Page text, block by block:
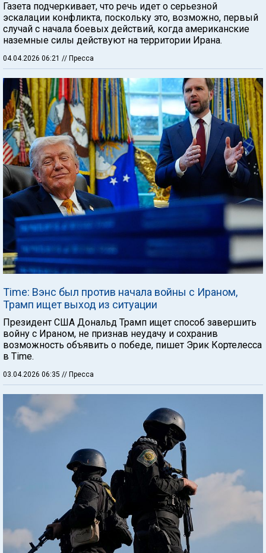
Газета подчеркивает, что речь идет о серьезной
эскалации конфликта, поскольку это, возможно, первый
случай с начала боевых действий, когда американские
наземные силы действуют на территории Ирана.
04.04.2026 06:21 // Пресса
Time: Вэнс был против начала войны с Ираном,
Трамп ищет выход из ситуации
Президент США Дональд Трамп ищет способ завершить
войну с Ираном, не признав неудачу и сохранив
возможность объявить о победе, пишет Эрик Кортелесса
в Time.
03.04.2026 06:35 // Пресса